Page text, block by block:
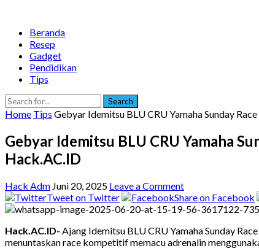
Beranda
Resep
Gadget
Pendidikan
Tips
Search
Home Tips Gebyar Idemitsu BLU CRU Yamaha Sunday
Gebyar Idemitsu BLU CRU Yamaha
Hack.AC.ID
Hack Adm Juni 20, 2025 Leave a Comment
Tweet on Twitter
Share on Facebook
Hack.AC.ID- Ajang Idemitsu BLU CRU Yamaha Sunday
menuntaskan race kompetitif memacu adrenalin